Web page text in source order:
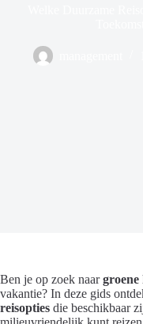
Ben je op zoek naargroene
vakantie? In deze gids
reisopties die beschikbaar